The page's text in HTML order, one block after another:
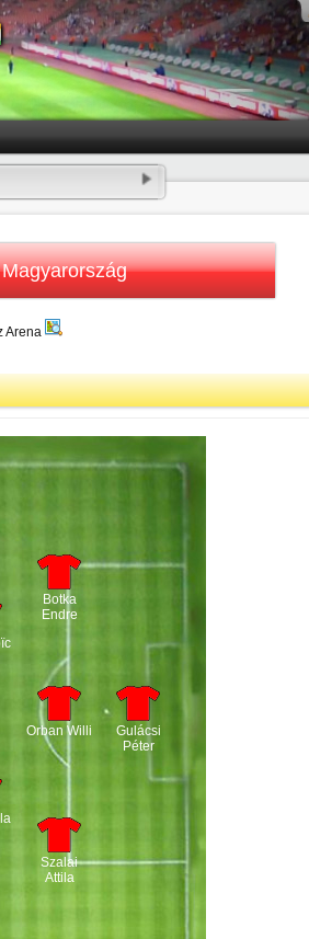
Magyarország
Arena
Gulácsi
Péter
Szalai
Attila
Orban Willi
Botka
Endre